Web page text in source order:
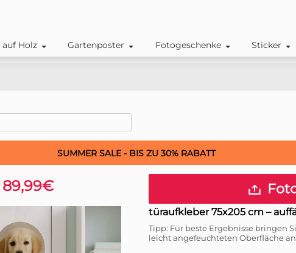
auf Holz Gartenposter Fotogeschenke Sticker
SUMMER SALE - BIS ZU 30% RABATT
türaufkleber 75x205 cm –
Tipp: Für beste Ergebnisse bringen
leicht angefeuchteten Oberfläche